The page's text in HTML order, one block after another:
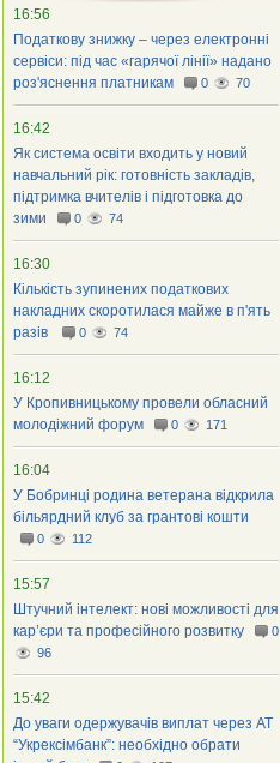
16:56
Податкову знижку – через електронні
сервіси: під час «гарячої лінії» надано
роз'яснення платникам
0 70
16:42
Як система освіти входить у новий
навчальний рік: готовність закладів,
підтримка вчителів і підготовка до
зими
0 74
16:30
Кількість зупинених податкових
накладних скоротилася майже в п'ять
разів
0 74
16:12
У Кропивницькому провели обласний
молодіжний форум
0 171
16:04
У Бобринці родина ветерана відкрила
більярдний клуб за грантові кошти
0 112
15:57
Штучний інтелект: нові можливості для
кар’єри та професійного розвитку
0
96
15:42
До уваги одержувачів виплат через АТ
“Укрексімбанк”: необхідно обрати